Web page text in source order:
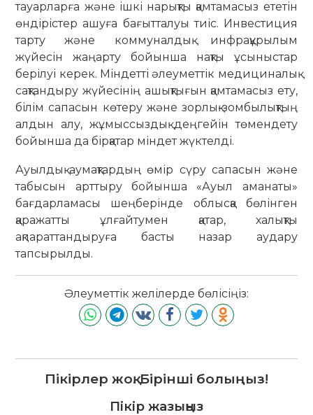
тауарларға және ішкі нарықты қамтамасыз ететін
өндірістер ашуға бағытталуы тиіс. Инвестиция
тарту және коммуналдық инфрақұрылым
жүйесін жаңарту бойынша нақты ұсыныстар
берілуі керек. Міндетті әлеуметтік медициналық
сақтандыру жүйесінің ашықтығын қамтамасыз ету,
білім сапасын көтеру және зорлық-зомбылықтың
алдын алу, жұмыссыздық деңгейін төмендету
бойынша да бірқатар міндет жүктелді.
Ауылдық аумақтардың өмір сүру сапасын және
табысын арттыру бойынша «Ауыл аманаты»
бағдарламасы шеңберінде облысқа бөлінген
қаражатты ұлғайтумен қатар, халықты
ақпараттандыруға басты назар аудару
тапсырылды.
Әлеуметтік желілерде бөлісіңіз:
Пікірлер жоқ. Бірінші болыңыз!
Пікір жазыңыз